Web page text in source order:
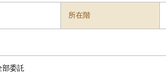
所在階
委託